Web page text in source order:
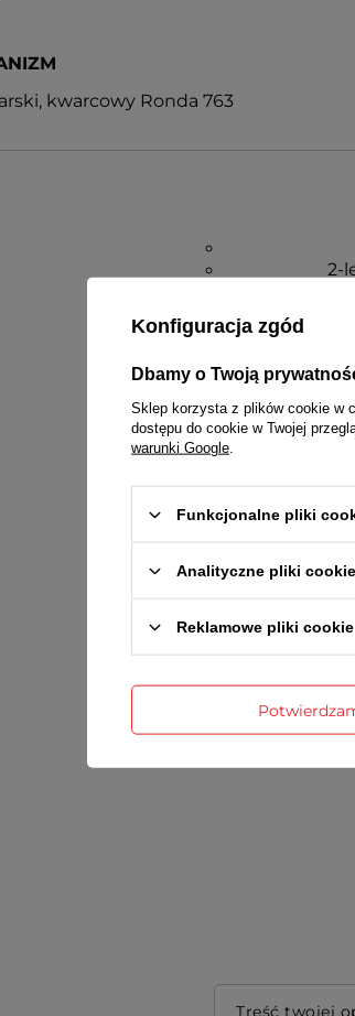
kwarcowy Ronda 763
2-
Gwarancja
Treść twojej
Konfiguracja zgód
Dbamy o Twoją
Sklep korzysta z plików cookie w
dostępu do cookie w Twojej
warunki Google
Funkcjonalne pliki
Analityczne pliki cookie
Reklamowe pliki cookie